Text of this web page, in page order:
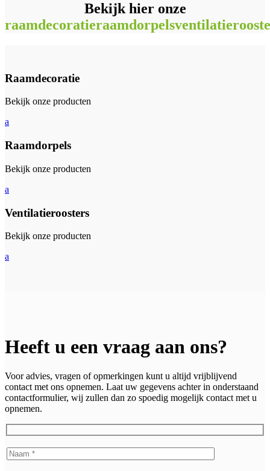
Bekijk hier onze
raamdecoratieraamdorpels
Raamdecoratie
Bekijk onze producten
a
Raamdorpels
Bekijk onze producten
a
Ventilatieroosters
Bekijk onze producten
a
Heeft u een vraag aan ons?
Voor advies, vragen of opmerkingen kunt u altijd vrijblijvend
contact met ons opnemen. Laat uw gegevens achter in onderstaand
contactformulier, wij zullen dan zo spoedig mogelijk contact met u
opnemen.